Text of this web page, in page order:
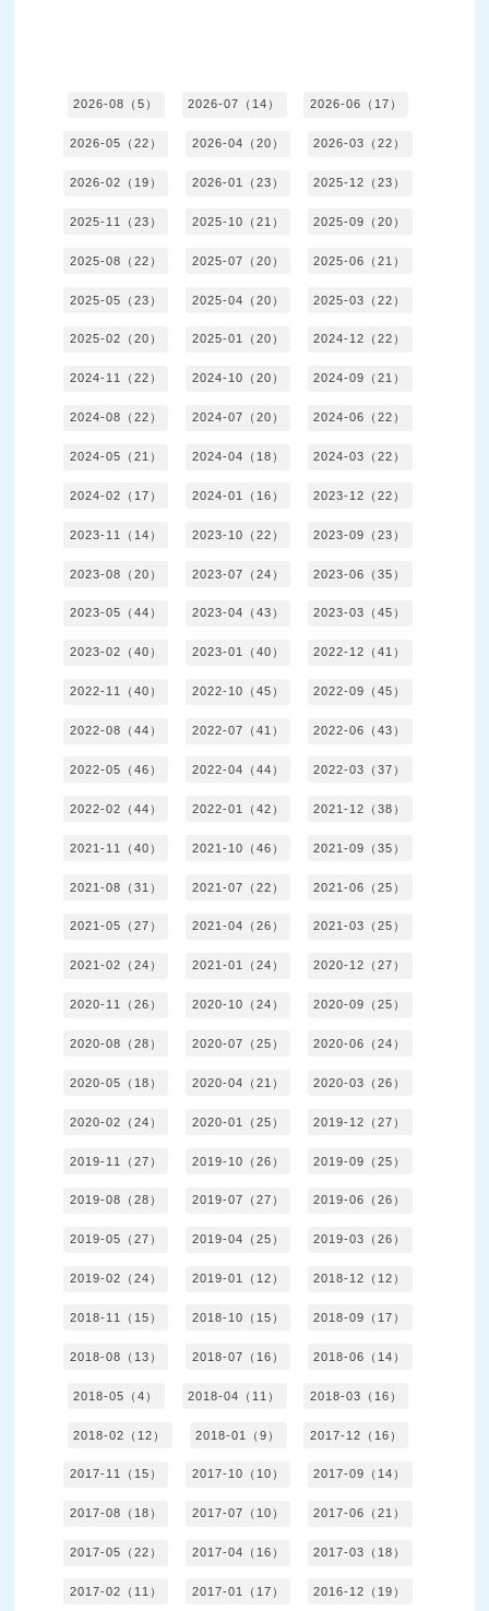
2026-08（5） 2026-07（14） 2026-06（17）
2026-05（22） 2026-04（20） 2026-03（22）
2026-02（19） 2026-01（23） 2025-12（23）
2025-11（23） 2025-10（21） 2025-09（20）
2025-08（22） 2025-07（20） 2025-06（21）
2025-05（23） 2025-04（20） 2025-03（22）
2025-02（20） 2025-01（20） 2024-12（22）
2024-11（22） 2024-10（20） 2024-09（21）
2024-08（22） 2024-07（20） 2024-06（22）
2024-05（21） 2024-04（18） 2024-03（22）
2024-02（17） 2024-01（16） 2023-12（22）
2023-11（14） 2023-10（22） 2023-09（23）
2023-08（20） 2023-07（24） 2023-06（35）
2023-05（44） 2023-04（43） 2023-03（45）
2023-02（40） 2023-01（40） 2022-12（41）
2022-11（40） 2022-10（45） 2022-09（45）
2022-08（44） 2022-07（41） 2022-06（43）
2022-05（46） 2022-04（44） 2022-03（37）
2022-02（44） 2022-01（42） 2021-12（38）
2021-11（40） 2021-10（46） 2021-09（35）
2021-08（31） 2021-07（22） 2021-06（25）
2021-05（27） 2021-04（26） 2021-03（25）
2021-02（24） 2021-01（24） 2020-12（27）
2020-11（26） 2020-10（24） 2020-09（25）
2020-08（28） 2020-07（25） 2020-06（24）
2020-05（18） 2020-04（21） 2020-03（26）
2020-02（24） 2020-01（25） 2019-12（27）
2019-11（27） 2019-10（26） 2019-09（25）
2019-08（28） 2019-07（27） 2019-06（26）
2019-05（27） 2019-04（25） 2019-03（26）
2019-02（24） 2019-01（12） 2018-12（12）
2018-11（15） 2018-10（15） 2018-09（17）
2018-08（13） 2018-07（16） 2018-06（14）
2018-05（4） 2018-04（11） 2018-03（16）
2018-02（12） 2018-01（9） 2017-12（16）
2017-11（15） 2017-10（10） 2017-09（14）
2017-08（18） 2017-07（10） 2017-06（21）
2017-05（22） 2017-04（16） 2017-03（18）
2017-02（11） 2017-01（17） 2016-12（19）